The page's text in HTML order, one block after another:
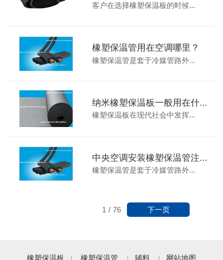
客户在选择橡塑保温板的时候...
橡塑保温管用在空调哪里？
橡塑保温管是套于冷媒管路外...
纳米橡塑保温板一般用在什...
橡塑保温板在现代社会中发挥...
中央空调安装橡塑保温管注...
橡塑保温管是套于冷媒管路外...
1 / 76 下一页
橡塑保温板 橡塑保温管 辅料 网站地图